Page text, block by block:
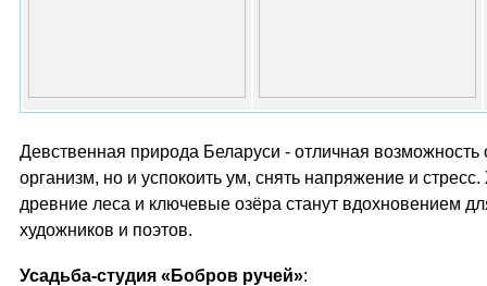
Девственная природа Беларуси - отличная возможность
организм, но и успокоить ум, снять напряжение и
древние леса и ключевые озёра станут вдохновением
художников и поэтов.
Усадьба-студия «Бобров ручей»: